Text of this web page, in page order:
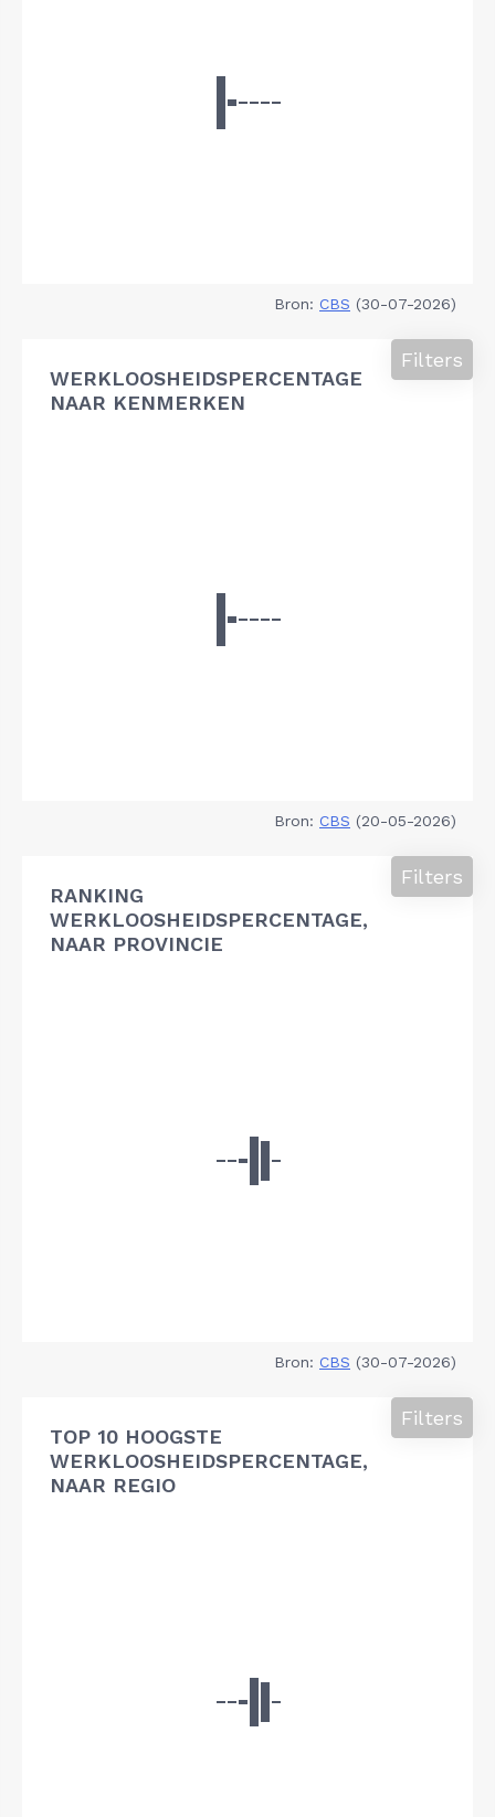
Bron: CBS (30-07-2026)
WERKLOOSHEIDSPERCENTAGE
NAAR KENMERKEN
Filters
Bron: CBS (20-05-2026)
RANKING
WERKLOOSHEIDSPERCENTAGE,
NAAR PROVINCIE
Filters
Bron: CBS (30-07-2026)
TOP 10 HOOGSTE
WERKLOOSHEIDSPERCENTAGE,
NAAR REGIO
Filters